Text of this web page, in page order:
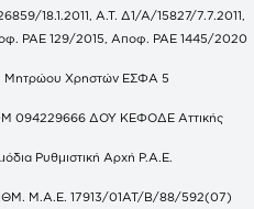
18.1.2011, Α.Τ. Δ1/Α/15827/7.7.2011,
ΡΑΕ 129/2015, Αποφ. ΡΑΕ 1445/2020
Μητρώου Χρηστών ΕΣΦΑ 5
094229666 ΔΟΥ ΚΕΦΟΔΕ Αττικής
Ρυθμιστική Αρχή Ρ.Α.Ε.
Μ.Α.Ε. 17913/01ΑΤ/Β/88/592(07)